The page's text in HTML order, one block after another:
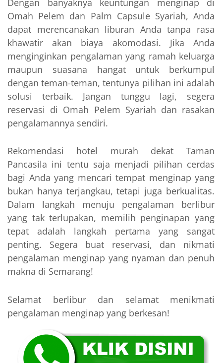
Dengan banyaknya keuntungan menginap di
Omah Pelem dan Palm Capsule Syariah, Anda
dapat merencanakan liburan Anda tanpa rasa
khawatir akan biaya akomodasi. Jika Anda
menginginkan pengalaman yang ramah keluarga
maupun suasana hangat untuk berkumpul
dengan teman-teman, tentunya pilihan ini adalah
solusi terbaik. Jangan tunggu lagi, segera
reservasi di Omah Pelem Syariah dan rasakan
pengalamannya sendiri.
Rekomendasi hotel murah dekat Taman
Pancasila ini tentu saja menjadi pilihan cerdas
bagi Anda yang mencari tempat menginap yang
bukan hanya terjangkau, tetapi juga berkualitas.
Dalam langkah menuju pengalaman berlibur
yang tak terlupakan, memilih penginapan yang
tepat adalah langkah pertama yang sangat
penting. Segera buat reservasi, dan nikmati
pengalaman menginap yang nyaman dan penuh
makna di Semarang!
Selamat berlibur dan selamat menikmati
pengalaman menginap yang berkesan!